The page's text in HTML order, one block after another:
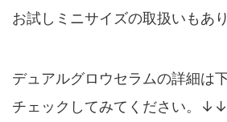
お試しミニサイズの取扱いもあり
デュアルグロウセラムの詳細は
チェックしてみてください。